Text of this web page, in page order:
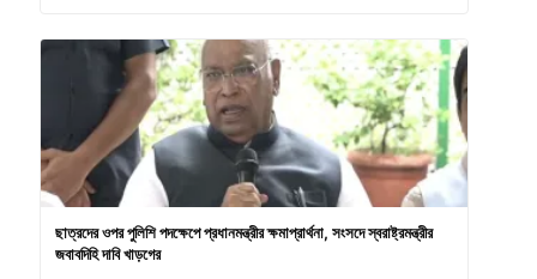
ছাত্রদের ওপর পুলিশি পদক্ষেপে প্রধানমন্ত্রীর ক্ষমাপ্রার্থনা, সংসদে স্বরাষ্ট্রমন্ত্রীর
জবাবদিহি দাবি খাড়গের